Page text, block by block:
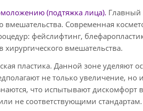
(подтяжка лица). Главный
вмешательства. Современная
фейслифтинг,
хирургического вмешательства.
пластика. Данной зоне
не только увеличение,
что испытывают дискомфорт
не соответствующими